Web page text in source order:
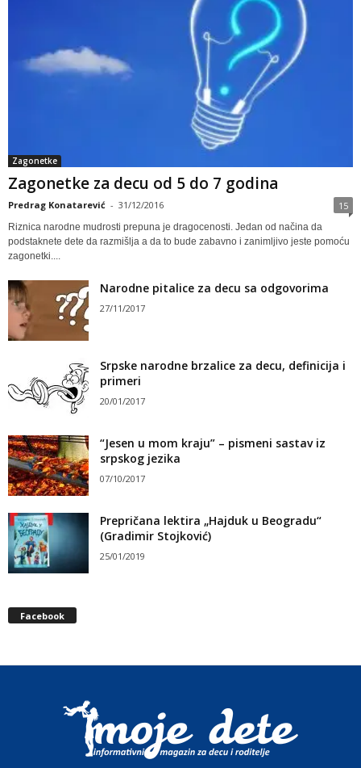
Zagonetke
Zagonetke za decu od 5 do 7 godina
Predrag Konatarević - 31/12/2016 15
Riznica narodne mudrosti prepuna je dragocenosti. Jedan od načina da
podstaknete dete da razmišlja a da to bude zabavno i zanimljivo jeste pomoću
zagonetki....
Narodne pitalice za decu sa odgovorima
27/11/2017
Srpske narodne brzalice za decu, definicija i
primeri
20/01/2017
“Jesen u mom kraju” – pismeni sastav iz
srpskog jezika
07/10/2017
Prepričana lektira „Hajduk u Beogradu“
(Gradimir Stojković)
25/01/2019
Facebook